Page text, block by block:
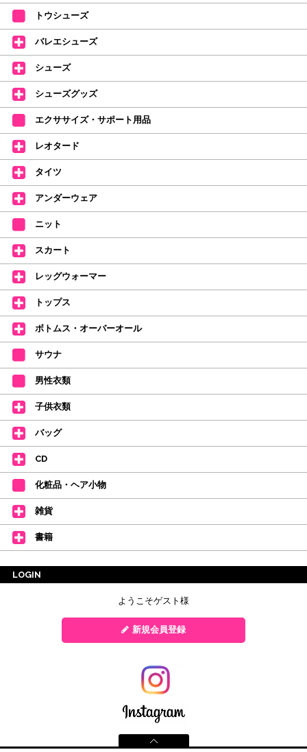
【ミルバ×たけいみき】オリジナルタオルが新登場!
レッスンのお供にはもちろん、毎日の持ち歩きやギフトにもぴったりのミル
バオリジナルタオルです。
たけいみきさんが描く「夢かわいい」バレエイラストが、そのままタオルに
なりました。
デラロミラノ2026コレクションの販売を開始しました☆
↑ご購入頂いたお客様に、デラロミラノのロゴ入りボールペンをプレゼント
中。
(お一人様1本限りになります)
価格改定のお知らせ
2026年4月1日よりシューズ全般、衣類など商品を値上げしました。
何卒ご理解いただけますようお願い申し上げます
【シューズのフィッティングについて】
全店、ご予約不要です(18:30まで)。タイツ・ソックス・トウパッドを
持参してください。
【ミルバ インスタグラム】←ここをクリック♪
皆さまのダンスライフをサポートできるようなさまざまな商品をご紹介して
おります。
【新商品はこちらから】 ←ここをクリック♪
トウシューズ
バレエシューズ
シューズ
シューズグッズ
エクササイズ・サポート用品
レオタード
タイツ
アンダーウェア
ニット
スカート
レッグウォーマー
トップス
ボトムス・オーバーオール
サウナ
男性衣類
子供衣類
バッグ
CD
化粧品・ヘア小物
雑貨
書籍
LOGIN
ようこそゲスト様
新規会員登録